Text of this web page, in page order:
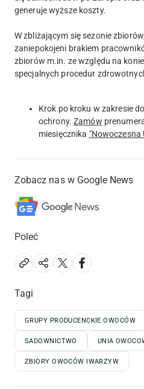
generuje wyższe koszty.
W zbliżającym się sezonie
zaniepokojeni brakiem
zbiorów m.in. ze względu na
specjalnych procedur
Krok po kroku w zakresie
ochrony.Zamów
miesięcznika "Nowoczesna
Zobacz nas w Google News
Poleć
Tagi
GRUPY PRODUCENCKIE OWOCÓW
SADOWNICTWO UNIA
ZBIORY OWOCÓW IWARZYW